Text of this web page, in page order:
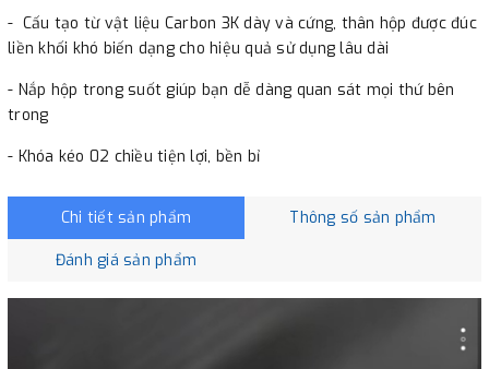
- Cấu tạo từ vật liệu Carbon 3K dày và cứng, thân hộp được đúc
liền khối khó biến dạng cho hiệu quả sử dụng lâu dài
- Nắp hộp trong suốt giúp bạn dễ dàng quan sát mọi thứ bên
trong
- Khóa kéo 02 chiều tiện lợi, bền bỉ
Chi tiết sản phẩm Thông số sản phẩm
Đánh giá sản phẩm